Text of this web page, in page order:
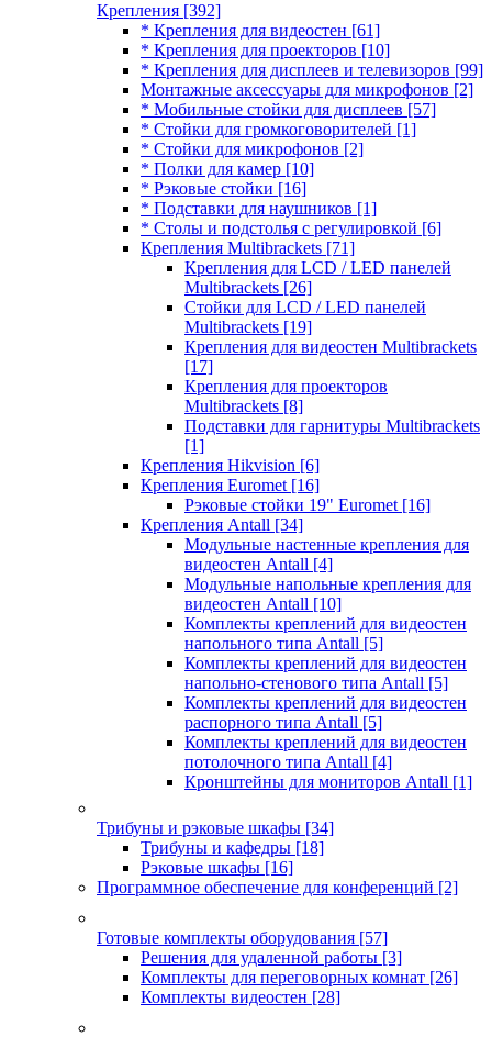
Крепления [392]
* Крепления для видеостен [61]
* Крепления для проекторов [10]
* Крепления для дисплеев и телевизоров [99]
Монтажные аксессуары для микрофонов [2]
* Мобильные стойки для дисплеев [57]
* Стойки для громкоговорителей [1]
* Стойки для микрофонов [2]
* Полки для камер [10]
* Рэковые стойки [16]
* Подставки для наушников [1]
* Столы и подстолья с регулировкой [6]
Крепления Multibrackets [71]
Крепления для LCD / LED панелей
Multibrackets [26]
Стойки для LCD / LED панелей
Multibrackets [19]
Крепления для видеостен Multibrackets
[17]
Крепления для проекторов
Multibrackets [8]
Подставки для гарнитуры Multibrackets
[1]
Крепления Hikvision [6]
Крепления Euromet [16]
Рэковые стойки 19" Euromet [16]
Крепления Antall [34]
Модульные настенные крепления для
видеостен Antall [4]
Модульные напольные крепления для
видеостен Antall [10]
Комплекты креплений для видеостен
напольного типа Antall [5]
Комплекты креплений для видеостен
напольно-стенового типа Antall [5]
Комплекты креплений для видеостен
распорного типа Antall [5]
Комплекты креплений для видеостен
потолочного типа Antall [4]
Кронштейны для мониторов Antall [1]
Трибуны и рэковые шкафы [34]
Трибуны и кафедры [18]
Рэковые шкафы [16]
Программное обеспечение для конференций [2]
Готовые комплекты оборудования [57]
Решения для удаленной работы [3]
Комплекты для переговорных комнат [26]
Комплекты видеостен [28]